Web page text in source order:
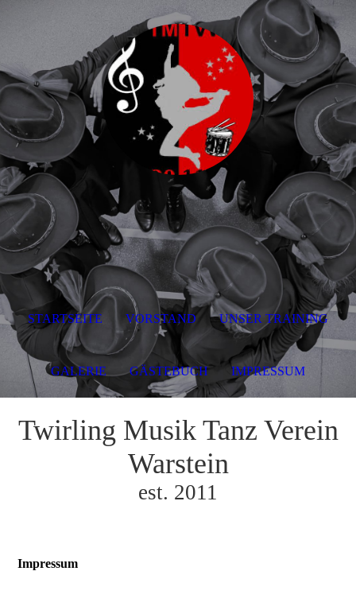
Twirling Musik Tanz Verein
Warstein
est. 2011
Impressum
STARTSEITE VORSTAND UNSER TRAINING
GALERIE GÄSTEBUCH IMPRESSUM